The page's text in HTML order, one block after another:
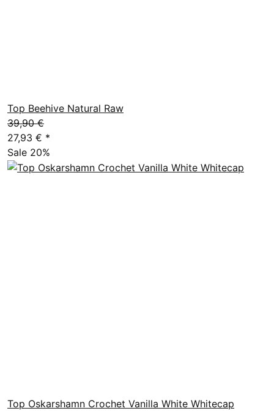
Top Beehive Natural Raw
39,90 €
27,93 € *
Sale 20%
Top Oskarshamn Crochet Vanilla White Whitecap